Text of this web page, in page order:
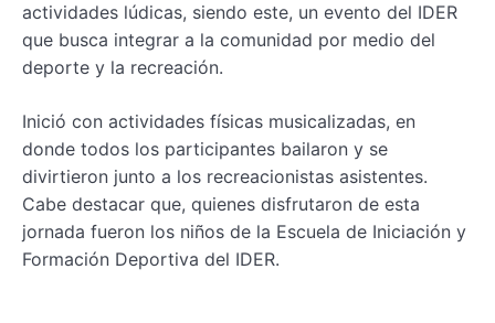
actividades lúdicas, siendo este, un evento del IDER
que busca integrar a la comunidad por medio del
deporte y la recreación.
Inició con actividades físicas musicalizadas, en
donde todos los participantes bailaron y se
divirtieron junto a los recreacionistas asistentes.
Cabe destacar que, quienes disfrutaron de esta
jornada fueron los niños de la Escuela de Iniciación y
Formación Deportiva del IDER.